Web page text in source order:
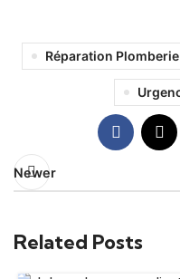
Réparation Plomberie
Newer
Related Posts